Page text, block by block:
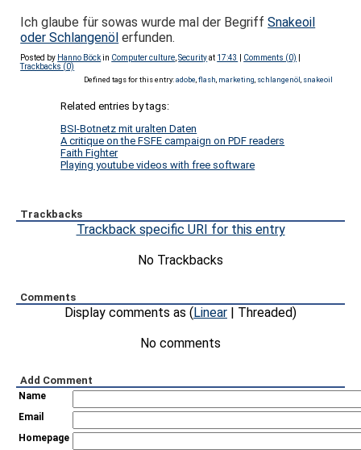
Ich glaube für sowas wurde mal der BegriffSnakeoil
oder Schlangenöl erfunden.
Posted by Hanno Böckin Computer culture ,Securityat 17:43 Comments (0)
Trackbacks (0)
Defined tags for this entry:adobe flash marketing schlangenöl snakeoil
Related entries by tags:
BSI-Botnetz mit uralten Daten
A critique on the FSFE campaign on PDF readers
Faith Fighter
Playing youtube videos with free software
Trackbacks
Trackback specific URI for this entry
No Trackbacks
Comments
Display comments as (Linear | Threaded)
No comments
Add Comment
Name
Email
Homepage